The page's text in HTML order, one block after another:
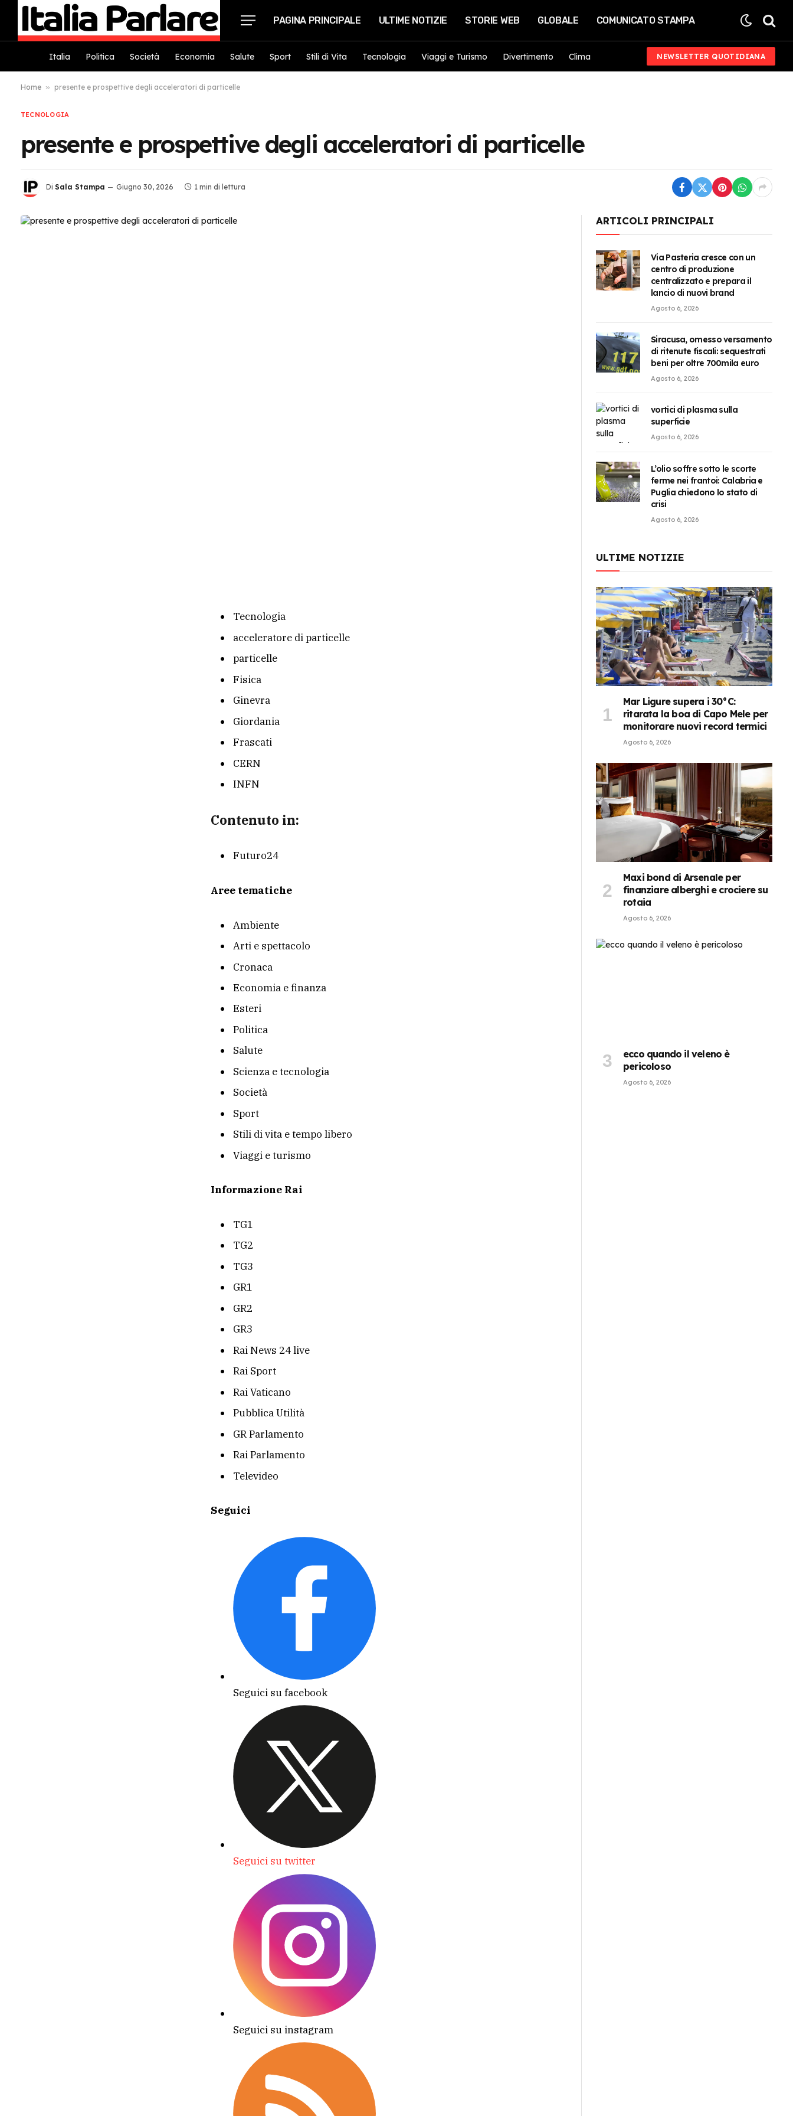
PAGINA PRINCIPALE ULTIME NOTIZIE STORIE WEB GLOBALE COMUNICATO STAMPA
Italia Politica Società Economia Salute Sport Stili di Vita Tecnologia Viaggi e Turismo Divertimento Clima NEWSLETTER QUOTIDIANA
Home » presente e prospettive degli acceleratori di particelle
TECNOLOGIA
presente e prospettive degli acceleratori di particelle
Di Sala Stampa Giugno 30, 2026 1 min di lettura
Tecnologia
acceleratore di particelle
particelle
Fisica
Ginevra
Giordania
Frascati
CERN
INFN
Contenuto in:
Futuro24
Aree tematiche
Ambiente
Arti e spettacolo
Cronaca
Economia e finanza
Esteri
Politica
Salute
Scienza e tecnologia
Società
Sport
Stili di vita e tempo libero
Viaggi e turismo
Informazione Rai
TG1
TG2
TG3
GR1
GR2
GR3
Rai News 24 live
Rai Sport
Rai Vaticano
Pubblica Utilità
GR Parlamento
Rai Parlamento
Televideo
Seguici
Seguici su facebook
Seguici su twitter
Seguici su instagram
ARTICOLI PRINCIPALI
Via Pasteria cresce con un
centro di produzione
centralizzato e prepara il
lancio di nuovi brand
Agosto 6, 2026
Siracusa, omesso versamento
di ritenute fiscali: sequestrati
beni per oltre 700mila euro
Agosto 6, 2026
vortici di plasma sulla
superficie
Agosto 6, 2026
L’olio soffre sotto le scorte
ferme nei frantoi: Calabria e
Puglia chiedono lo stato di
crisi
Agosto 6, 2026
ULTIME NOTIZIE
Mar Ligure supera i 30°C:
ritarata la boa di Capo Mele per
monitorare nuovi record termici
Agosto 6, 2026
Maxi bond di Arsenale per
finanziare alberghi e crociere su
rotaia
Agosto 6, 2026
ecco quando il veleno è
pericoloso
Agosto 6, 2026